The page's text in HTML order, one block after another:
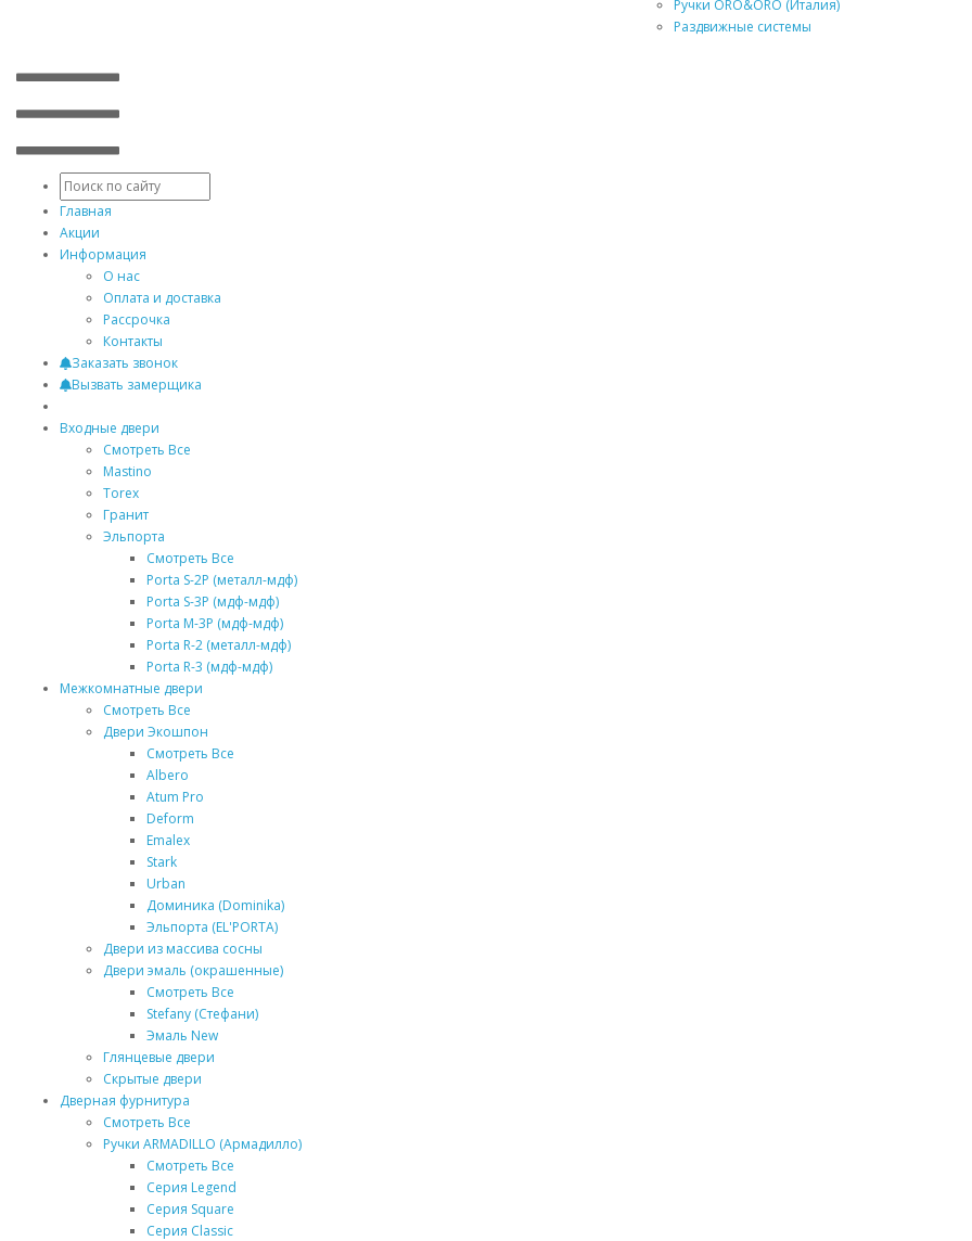
Ручки ORO&ORO (Италия)
Раздвижные системы
Главная
Акции
Информация
О нас
Оплата и доставка
Рассрочка
Контакты
Заказать звонок
Вызвать замерщика
Входные двери
Смотреть Все
Mastino
Torex
Гранит
Эльпорта
Смотреть Все
Porta S-2P (металл-мдф)
Porta S-3P (мдф-мдф)
Porta M-3P (мдф-мдф)
Porta R-2 (металл-мдф)
Porta R-3 (мдф-мдф)
Межкомнатные двери
Смотреть Все
Двери Экошпон
Смотреть Все
Albero
Atum Pro
Deform
Emalex
Stark
Urban
Доминика (Dominika)
Эльпорта (EL'PORTA)
Двери из массива сосны
Двери эмаль (окрашенные)
Смотреть Все
Stefany (Стефани)
Эмаль New
Глянцевые двери
Скрытые двери
Дверная фурнитура
Смотреть Все
Ручки ARMADILLO (Армадилло)
Смотреть Все
Серия Legend
Серия Square
Серия Classic